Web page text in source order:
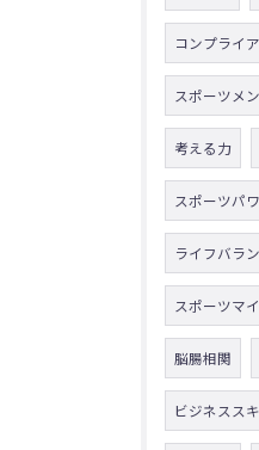
コンプライ
スポーツメ
考える力
スポーツパ
ライフバラ
スポーツマ
脳腸相関
ビジネスス